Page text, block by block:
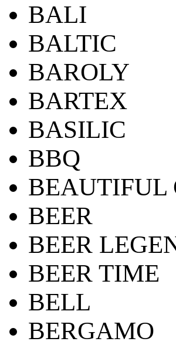
BALI
BALTIC
BAROLY
BARTEX
BASILIC
BBQ
BEAUTIFUL
BEER
BEER
BEER TIME
BELL
BERGAMO